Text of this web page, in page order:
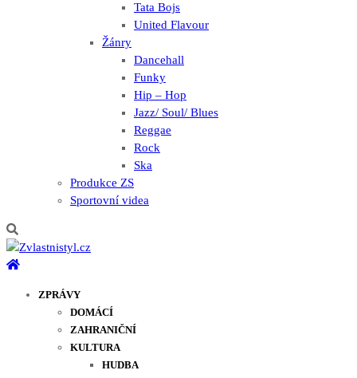
Tata Bojs
United Flavour
Žánry
Dancehall
Funky
Hip – Hop
Jazz/ Soul/ Blues
Reggae
Rock
Ska
Produkce ZS
Sportovní videa
ZPRÁVY
DOMÁCÍ
ZAHRANIČNÍ
KULTURA
HUDBA